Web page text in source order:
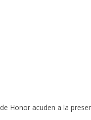
Honor acuden a la